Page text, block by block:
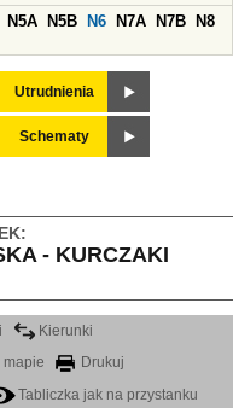
N5A N5B N6 N7A N7B
N8
Utrudnienia
Schematy
- KURCZAKI
Kierunki
mapie
Drukuj
Tabliczka jak na przystanku